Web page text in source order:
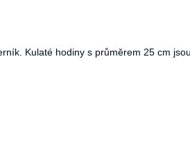
Kulaté hodiny s průměrem 25 cm